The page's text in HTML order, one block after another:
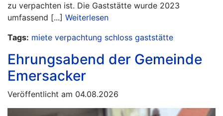
zu verpachten ist. Die Gaststätte wurde 2023
umfassend [...] Weiterlesen
Tags: miete verpachtung schloss gaststätte
Ehrungsabend der Gemeinde
Emersacker
Veröffentlicht am 04.08.2026